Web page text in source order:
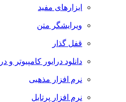
ابزارهای مفید
ویرایشگر متن
قفل گذار
دانلود درایور کامپیوتر و
نرم افزار مذهبی
نرم افزار پرتابل